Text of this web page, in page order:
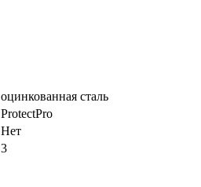
оцинкованная сталь
ProtectPro
Нет
3